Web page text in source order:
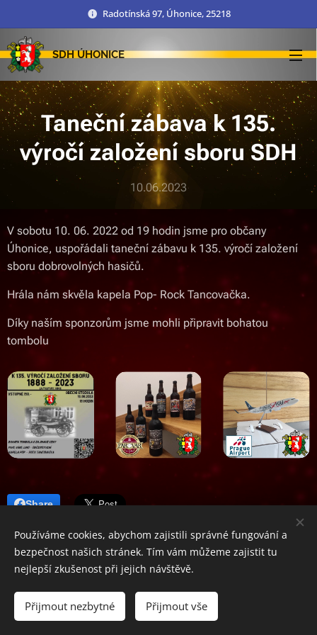
Radotínská 97, Úhonice, 25218
SDH ÚHONICE
Taneční zábava k 135.
výročí založení sboru SDH
10.06.2023
V sobotu 10. 06. 2022 od 19 hodin jsme pro občany
Úhonice, uspořádali taneční zábavu k 135. výročí založení
sboru dobrovolných hasičů.
Hrála nám skvěla kapela Pop- Rock Tancovačka.
Díky naším sponzorům jsme mohli připravit bohatou
tombolu
Share
Vytvořeno SDH-Úhonice Cookies
Používáme cookies, abychom zajistili správné fungování a
bezpečnost našich stránek. Tím vám můžeme zajistit tu
nejlepší zkušenost při jejich návštěvě.
Přijmout nezbytné Přijmout vše